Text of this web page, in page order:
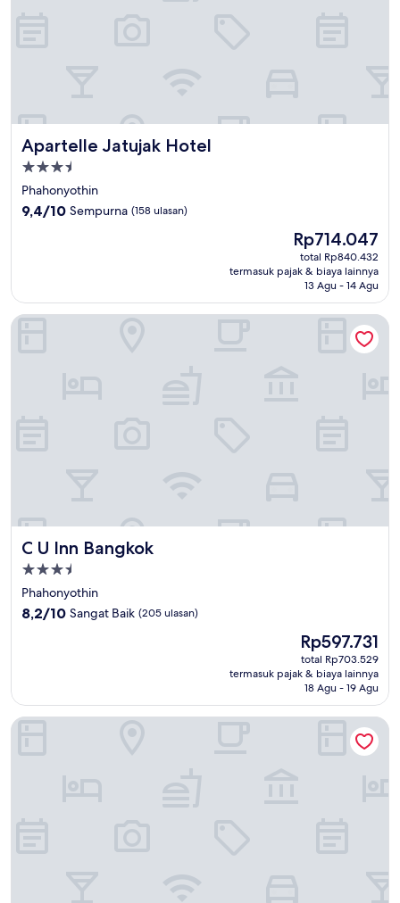
Apartelle Jatujak Hotel
Apartelle Jatujak Hotel
Properti
bintang
3.5
Phahonyothin
9.4
9,4/10 Sempurna (158 ulasan)
Harga
sekarang
Rp714.047
Rp714.047
total Rp840.432
termasuk pajak & biaya lainnya
13 Agu - 14 Agu
C U Inn Bangkok
C U Inn Bangkok
Properti
bintang
3.5
Phahonyothin
8.2
ulasan)
8,2/10 Sangat Baik (205 ulasan)
Harga
sekarang
Rp597.731
Rp597.731
total Rp703.529
termasuk pajak & biaya lainnya
18 Agu - 19 Agu
C U Inn Bangkok
Grace Siam - GS Apartments